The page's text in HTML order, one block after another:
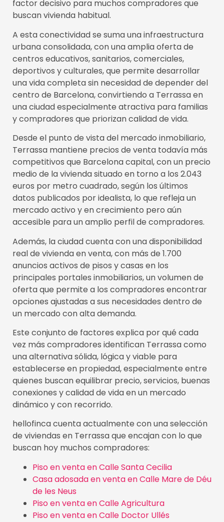
factor decisivo para muchos compradores que
buscan vivienda habitual.
A esta conectividad se suma una infraestructura
urbana consolidada, con una amplia oferta de
centros educativos, sanitarios, comerciales,
deportivos y culturales, que permite desarrollar
una vida completa sin necesidad de depender del
centro de Barcelona, convirtiendo a Terrassa en
una ciudad especialmente atractiva para familias
y compradores que priorizan calidad de vida.
Desde el punto de vista del mercado inmobiliario,
Terrassa mantiene precios de venta todavía más
competitivos que Barcelona capital, con un precio
medio de la vivienda situado en torno a los 2.043
euros por metro cuadrado, según los últimos
datos publicados por idealista, lo que refleja un
mercado activo y en crecimiento pero aún
accesible para un amplio perfil de compradores.
Además, la ciudad cuenta con una disponibilidad
real de vivienda en venta, con más de 1.700
anuncios activos de pisos y casas en los
principales portales inmobiliarios, un volumen de
oferta que permite a los compradores encontrar
opciones ajustadas a sus necesidades dentro de
un mercado con alta demanda.
Este conjunto de factores explica por qué cada
vez más compradores identifican Terrassa como
una alternativa sólida, lógica y viable para
establecerse en propiedad, especialmente entre
quienes buscan equilibrar precio, servicios, buenas
conexiones y calidad de vida en un mercado
dinámico y con recorrido.
hellofinca cuenta actualmente con una selección
de viviendas en Terrassa que encajan con lo que
buscan hoy muchos compradores:
Piso en venta en Calle Santa Cecilia
Casa adosada en venta en Calle Mare de Déu
de les Neus
Piso en venta en Calle Agricultura
Piso en venta en Calle Doctor Ullés